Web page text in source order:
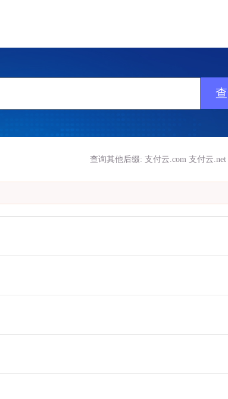
查询其他后缀: 支付云.com 支付云.net